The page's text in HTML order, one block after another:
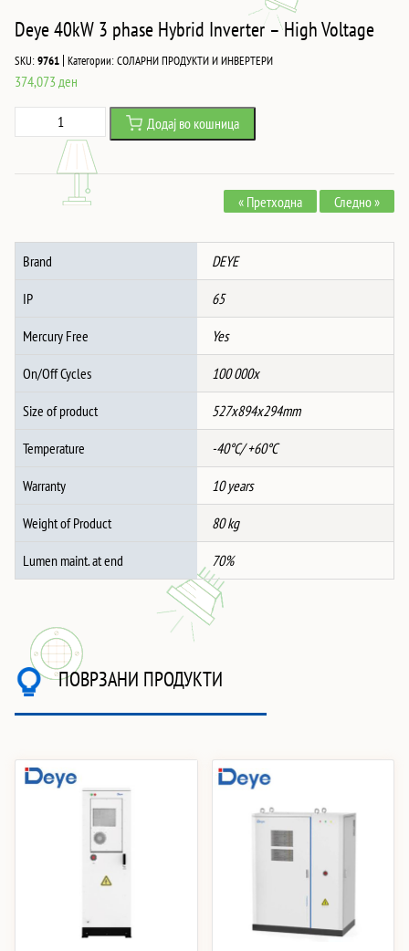
Deye 40kW 3 phase Hybrid Inverter – High Voltage
SKU:9761 | Категории:СОЛАРНИ ПРОДУКТИ И ИНВЕРТЕРИ
374,073 ден
40kW
-
High
Voltage
Додај во кошница
« Претходна Следно »
Brand DEYE
IP 65
Mercury Free Yes
On/Off Cycles 100 000x
Size of product 527x894x294mm
Temperature -40°C/ +60°C
Warranty 10 years
Weight of Product 80 kg
Lumen maint. at end 70%
ПОВРЗАНИ ПРОДУКТИ